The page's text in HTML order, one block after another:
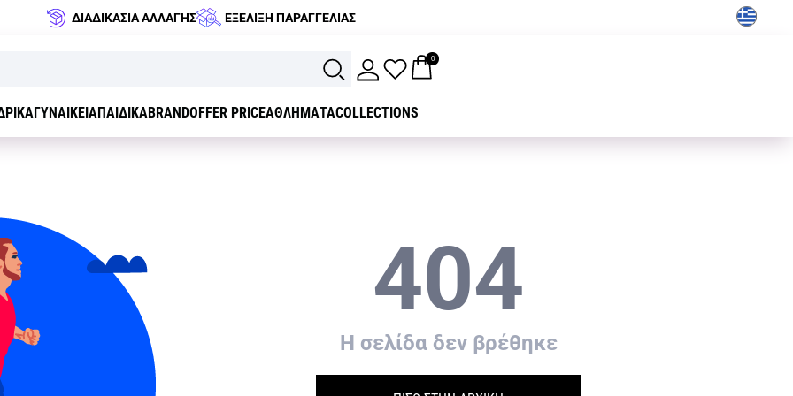
ΔΙΑΔΙΚΑΣΙΑ ΑΛΛΑΓΗΣ ΕΞΕΛΙΞΗ ΠΑΡΑΓΓΕΛΙΑΣ
0
ΓΥΝΑΙΚΕΙΑΠΑΙΔΙΚΑBRANDOFFER PRICEΑΘΛΗΜΑΤΑCOLLECTIONS
404
H σελίδα δεν βρέθηκε